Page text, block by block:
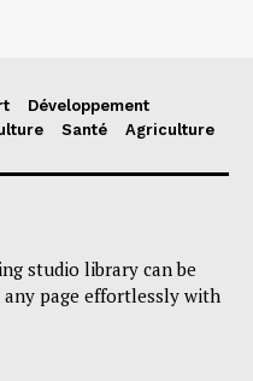
Développement
Santé Agriculture
studio library can be
any page effortlessly with